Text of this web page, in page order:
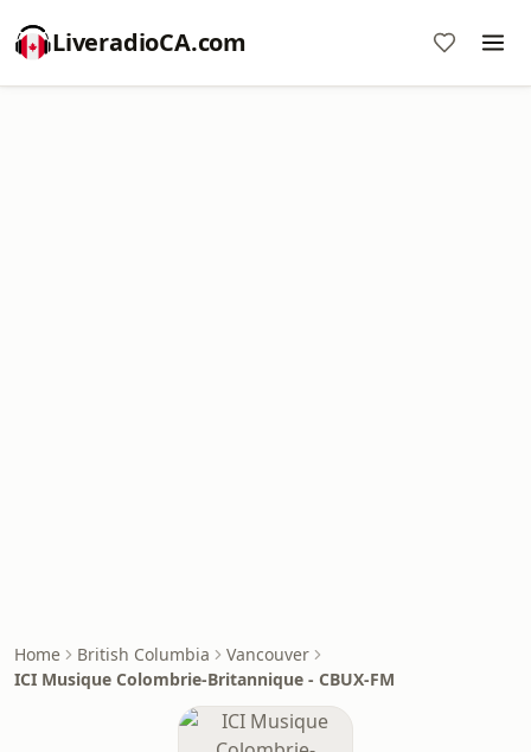
LiveradioCA.com
Home British Columbia
Vancouver
ICI Musique Colombrie-Britannique - CBUX-FM